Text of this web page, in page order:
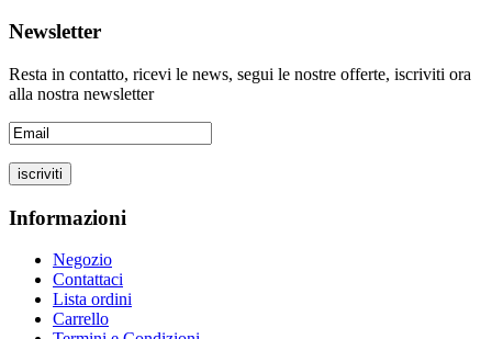
Newsletter
Resta in contatto, ricevi le news, segui le nostre offerte, iscriviti ora
alla nostra newsletter
Informazioni
Negozio
Contattaci
Lista ordini
Carrello